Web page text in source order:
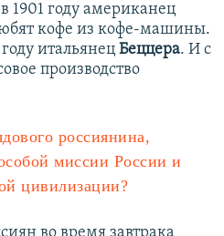
1901 году американец
кофе из кофе-машины.
итальянец Беццера. И с
производство
россиянина,
миссии России и
цивилизации?